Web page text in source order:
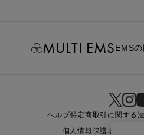
MULTI EMSEMS
ヘルプ特定商取引に関する
個人情報保護ポリシー